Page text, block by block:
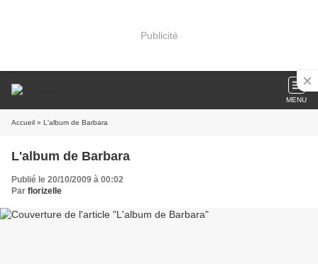
Publicité
MENU
Accueil » L'album de Barbara
L'album de Barbara
Publié le 20/10/2009 à 00:02
Par florizelle